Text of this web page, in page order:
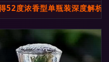
度浓香型单瓶装深度解析